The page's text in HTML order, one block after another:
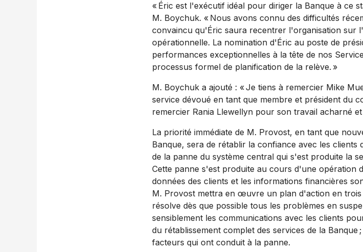
« Éric est l'exécutif idéal pour diriger la Banque à ce
M. Boychuk. « Nous avons connu des difficultés
convaincu qu'Éric saura recentrer l'organisation sur
opérationnelle. La nomination d'Éric au poste de
performances exceptionnelles à la tête de nos
processus formel de planification de la relève. »
M. Boychuk a ajouté : « Je tiens à remercier Mike
service dévoué en tant que membre et président du
remercier Rania Llewellyn pour son travail acharné
La priorité immédiate de M. Provost, en tant que
Banque, sera de rétablir la confiance avec les clients
de la panne du système central qui s'est produite la
Cette panne s'est produite au cours d'une opération
données des clients et les informations financières
M. Provost mettra en œuvre un plan d'action en
résolve dès que possible tous les problèmes en
sensiblement les communications avec les clients
du rétablissement complet des services de la
facteurs qui ont conduit à la panne.